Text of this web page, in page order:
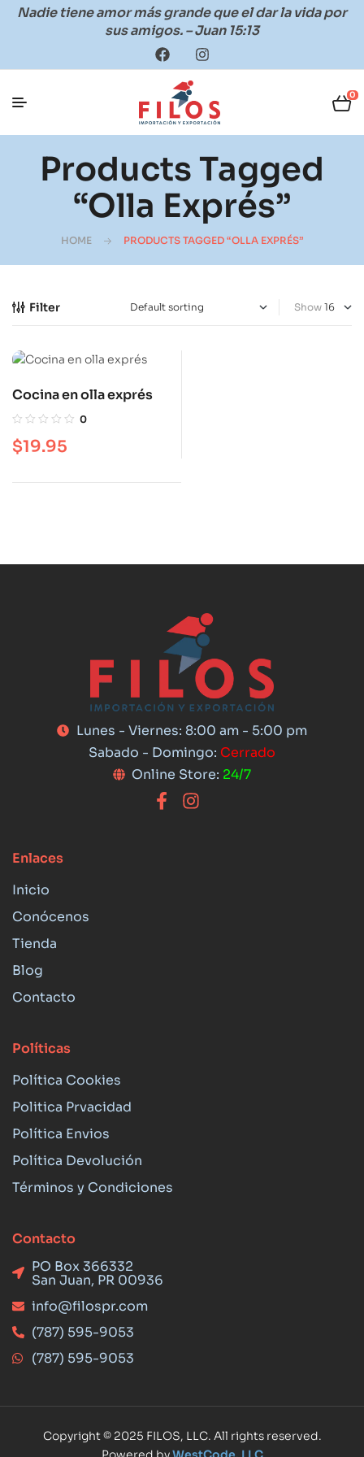
Nadie tiene amor más grande que el dar la vida por
sus amigos. – Juan 15:13
0
Products Tagged
“olla Exprés”
HOME PRODUCTS TAGGED “OLLA EXPRÉS”
Filter Show
Cocina en olla exprés
0
$19.95
Lunes - Viernes: 8:00 am - 5:00 pm
Sabado - Domingo: Cerrado
Online Store: 24/7
Enlaces
Inicio
Conócenos
Tienda
Blog
Contacto
Políticas
Política Cookies
Politica Prvacidad
Política Envios
Política Devolución
Términos y Condiciones
Contacto
PO Box 366332
San Juan, PR 00936
info@filospr.com
(787) 595-9053
(787) 595-9053
Copyright © 2025 FILOS, LLC. All rights reserved.